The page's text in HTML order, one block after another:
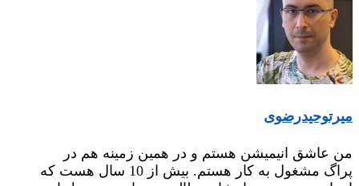
میر‌توحیدرضوی
من عاشق انیمیشن هستم و در همین زمینه هم در
پراگ مشغول به کار هستم. بیش از 10 سال هست که